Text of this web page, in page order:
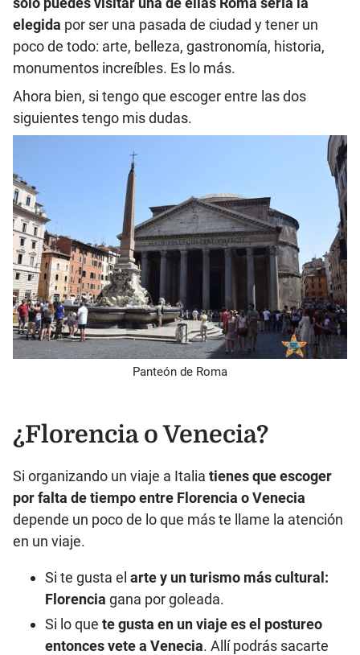
elegida por ser una pasada de ciudad y tener un
poco de todo: arte, belleza, gastronomía, historia,
monumentos increíbles. Es lo más.
Ahora bien, si tengo que escoger entre las dos
siguientes tengo mis dudas.
Panteón de Roma
¿Florencia o Venecia?
Si organizando un viaje a Italia tienes que escoger
por falta de tiempo entre Florencia o Venecia
depende un poco de lo que más te llame la atención
en un viaje.
Si te gusta el arte y un turismo más cultural:
Florencia gana por goleada.
Si lo que te gusta en un viaje es el postureo
entonces vete a Venecia. Allí podrás sacarte